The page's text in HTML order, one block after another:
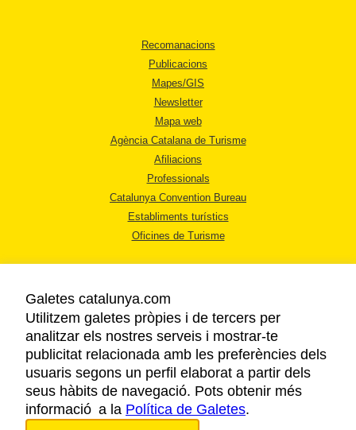
Recomanacions
Publicacions
Mapes/GIS
Newsletter
Mapa web
Agència Catalana de Turisme
Afiliacions
Professionals
Catalunya Convention Bureau
Establiments turístics
Oficines de Turisme
AVÍS LEGAL
POLÍTICA DE PRIVACITAT
COOKIES
ACCESSIBILITAT
Galetes catalunya.com
Utilitzem galetes pròpies i de tercers per
analitzar els nostres serveis i mostrar-te
publicitat relacionada amb les preferències dels
usuaris segons un perfil elaborat a partir dels
seus hàbits de navegació. Pots obtenir més
informació a la Política de Galetes.